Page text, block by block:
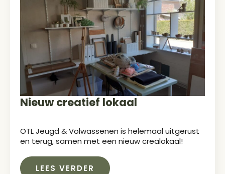
Nieuw creatief lokaal
OTL Jeugd & Volwassenen is helemaal uitgerust
en terug, samen met een nieuw crealokaal!
LEES VERDER